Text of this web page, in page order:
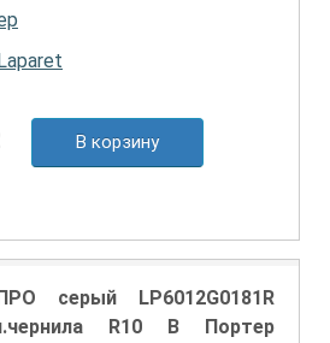
В корзину
серый LP6012G0181R
R10 B Портер